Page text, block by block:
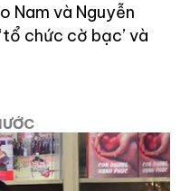
Nam và Nguyễn
chức cờ bạc’ và